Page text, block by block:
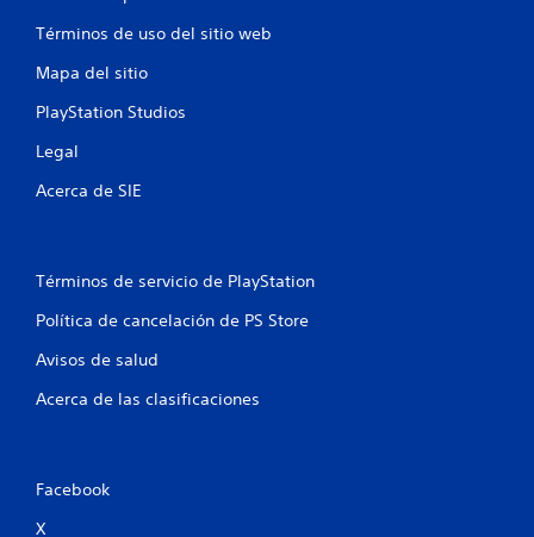
Términos de uso del sitio web
Mapa del sitio
PlayStation Studios
Legal
Acerca de SIE
Términos de servicio de PlayStation
Política de cancelación de PS Store
Avisos de salud
Acerca de las clasificaciones
Facebook
X